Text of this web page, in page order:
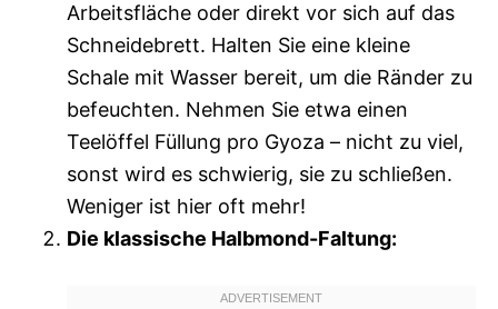
Arbeitsfläche oder direkt vor sich auf das
Schneidebrett. Halten Sie eine kleine
Schale mit Wasser bereit, um die Ränder zu
befeuchten. Nehmen Sie etwa einen
Teelöffel Füllung pro Gyoza – nicht zu viel,
sonst wird es schwierig, sie zu schließen.
Weniger ist hier oft mehr!
Die klassische Halbmond-Faltung: